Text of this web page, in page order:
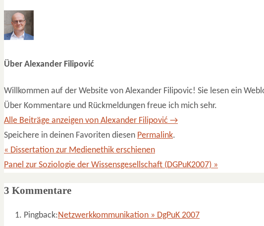
Über Alexander Filipović
Willkommen auf der Website von Alexander Filipovic! Sie lesen ein
Über Kommentare und Rückmeldungen freue ich mich sehr.
Alle Beiträge anzeigen von Alexander Filipović →
Speichere in deinen Favoriten diesen Permalink.
« Dissertation zur Medienethik erschienen
Panel zur Soziologie der Wissensgesellschaft (DGPuK2007) »
3 Kommentare
Pingback:Netzwerkkommunikation » DgPuK 2007